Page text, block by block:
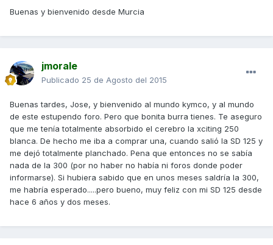
Buenas y bienvenido desde Murcia
jmorale
Publicado 25 de Agosto del 2015
Buenas tardes, Jose, y bienvenido al mundo kymco, y al mundo
de este estupendo foro. Pero que bonita burra tienes. Te aseguro
que me tenía totalmente absorbido el cerebro la xciting 250
blanca. De hecho me iba a comprar una, cuando salió la SD 125 y
me dejó totalmente planchado. Pena que entonces no se sabía
nada de la 300 (por no haber no había ni foros donde poder
informarse). Si hubiera sabido que en unos meses saldría la 300,
me habría esperado.....pero bueno, muy feliz con mi SD 125 desde
hace 6 años y dos meses.